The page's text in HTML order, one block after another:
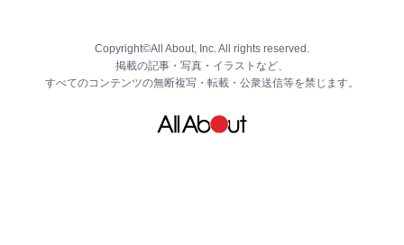
Copyright©All About, Inc. All rights reserved.
掲載の記事・写真・イラストなど、
すべてのコンテンツの無断複写・転載・公衆送信等を禁じます。